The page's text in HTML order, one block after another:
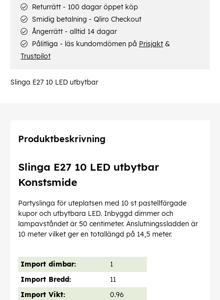
Slinga E27 10 LED utbytbar
Returrätt - 100 dagar öppet köp
Smidig betalning - Qliro Checkout
Ångerrätt - alltid 14 dagar
Pålitliga - läs kundomdömen på Prisjakt &
Trustpilot
Produktbeskrivning
Slinga E27 10 LED utbytbar
Konstsmide
Partyslinga för uteplatsen med 10 st pastellfärgade
kupor och utbytbara LED. Inbyggd dimmer och
lampavståndet är 50 centimeter. Anslutningssladden är
10 meter vilket ger en totallängd på 14,5 meter.
Import dimbar:
1
Import Bredd:
11
Import Vikt:
0.96